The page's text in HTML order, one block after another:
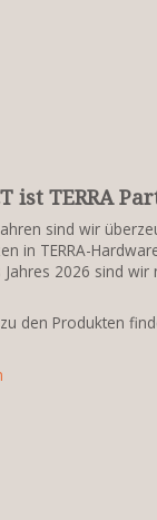
ist TERRA
sind wir
in TERRA-
2026 sind wir
den Produkten